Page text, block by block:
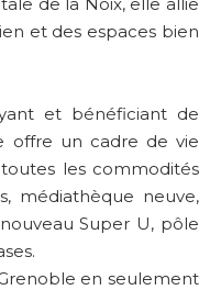
et des espaces bien
et bénéficiant de
offre un cadre de vie
les commodités
médiathèque neuve,
Super U, pôle
en seulement